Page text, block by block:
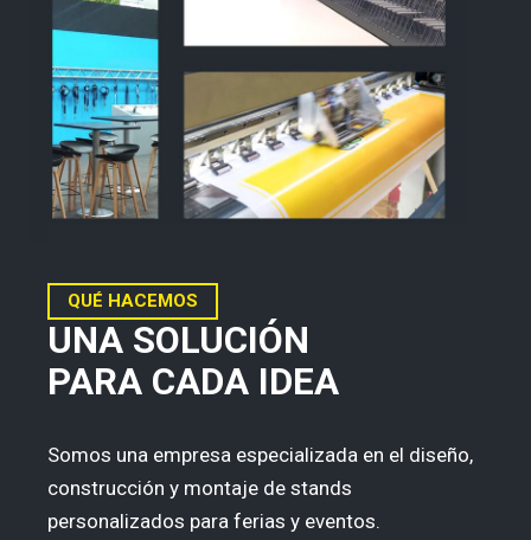
QUÉ HACEMOS
UNA SOLUCIÓN
PARA CADA IDEA
Somos una empresa especializada en el diseño,
construcción y montaje de stands
personalizados para ferias y eventos.